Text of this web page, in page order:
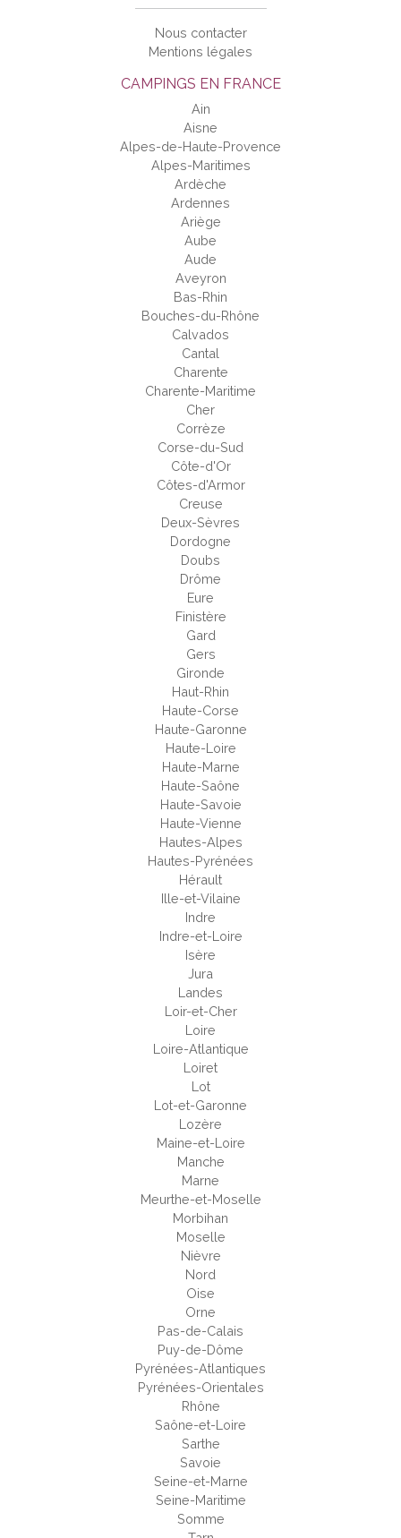
CAMPINGS EN FRANCE
Ain
Aisne
Alpes-de-Haute-Provence
Alpes-Maritimes
Ardèche
Ardennes
Ariège
Aube
Aude
Aveyron
Bas-Rhin
Bouches-du-Rhône
Calvados
Cantal
Charente
Charente-Maritime
Cher
Corrèze
Corse-du-Sud
Côte-d'Or
Côtes-d'Armor
Creuse
Deux-Sèvres
Dordogne
Doubs
Drôme
Eure
Finistère
Gard
Gers
Gironde
Haut-Rhin
Haute-Corse
Haute-Garonne
Haute-Loire
Haute-Marne
Haute-Saône
Haute-Savoie
Haute-Vienne
Hautes-Alpes
Hautes-Pyrénées
Hérault
Ille-et-Vilaine
Indre
Indre-et-Loire
Isère
Jura
Landes
Loir-et-Cher
Loire
Loire-Atlantique
Loiret
Lot
Lot-et-Garonne
Lozère
Maine-et-Loire
Manche
Marne
Meurthe-et-Moselle
Morbihan
Moselle
Nièvre
Nord
Oise
Orne
Pas-de-Calais
Puy-de-Dôme
Pyrénées-Atlantiques
Pyrénées-Orientales
Rhône
Saône-et-Loire
Sarthe
Savoie
Seine-et-Marne
Seine-Maritime
Somme
Nous contacter
Mentions légales